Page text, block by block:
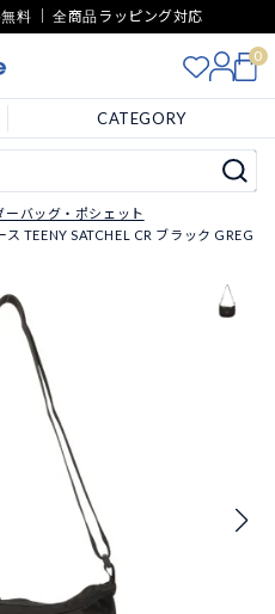
料 ｜ 全商品ラッピング対応
0
CATEGORY
ーバッグ・ポシェット
TEENY SATCHEL CR ブラック GREG